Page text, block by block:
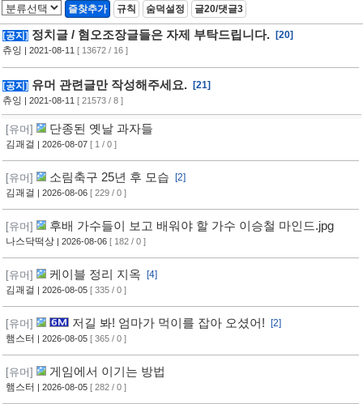
즐찾추가 규칙 숨덕설정 글20/댓글3
[공지] 정치글 / 혐오조장글들은 자제 부탁드립니다. [20]
츄잉 | 2021-08-11 [ 13672 / 16 ]
[공지] 유머 관련글만 작성해주세요. [21]
츄잉 | 2021-08-11 [ 21573 / 8 ]
[유머] 단종된 옛날 과자들
김괘걸 | 2026-08-07 [ 1 / 0 ]
[유머] 소림축구 25년 후 모습 [2]
김괘걸 | 2026-08-06 [ 229 / 0 ]
[유머] 후배 가수들이 보고 배워야 할 가수 이승철 마인드.jpg
나스닥떡상 | 2026-08-06 [ 182 / 0 ]
[유머] 케이블 정리 지옥 [4]
김괘걸 | 2026-08-05 [ 335 / 0 ]
[유머] 저길 봐! 엄마가 먹이를 잡아 오셨어! [2]
햄스터 | 2026-08-05 [ 365 / 0 ]
[유머] 게임에서 이기는 방법
햄스터 | 2026-08-05 [ 282 / 0 ]